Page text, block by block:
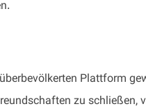
Plattform
zu schließen,